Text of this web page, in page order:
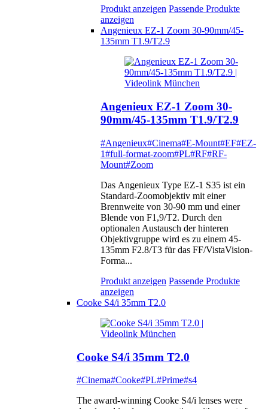
Produkt anzeigen Passende Produkte
anzeigen
Angenieux EZ-1 Zoom 30-90mm/45-
135mm T1.9/T2.9
Angenieux EZ-1 Zoom 30-
90mm/45-135mm T1.9/T2.9
#Angenieux#Cinema#E-Mount#EF#EZ-
1#full-format-zoom#PL#RF#RF-
Mount#Zoom
Das Angenieux Type EZ-1 S35 ist ein
Standard-Zoomobjektiv mit einer
Brennweite von 30-90 mm und einer
Blende von F1,9/T2. Durch den
optionalen Austausch der hinteren
Objektivgruppe wird es zu einem 45-
135mm F2.8/T3 für das FF/VistaVision-
Forma...
Produkt anzeigen Passende Produkte
anzeigen
Cooke S4/i 35mm T2.0
Cooke S4/i 35mm T2.0
#Cinema#Cooke#PL#Prime#s4
The award-winning Cooke S4/i lenses were